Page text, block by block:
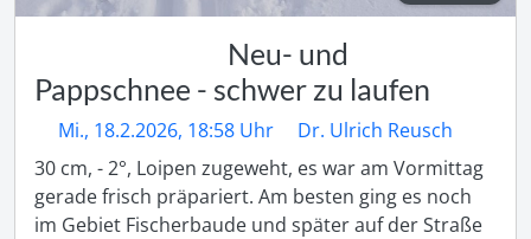
Neu- und
Pappschnee - schwer zu laufen
Mi., 18.2.2026, 18:58 Uhr
Dr. Ulrich Reusch
30 cm, - 2°, Loipen zugeweht, es war am Vormittag
gerade frisch präpariert. Am besten ging es noch
im Gebiet Fischerbaude und später auf der Straße